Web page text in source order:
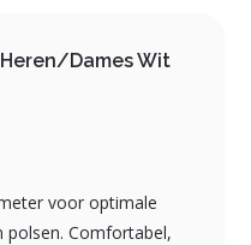
Dames Wit
voor optimale
polsen. Comfortabel,